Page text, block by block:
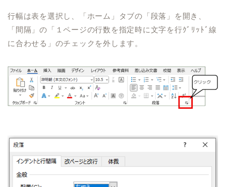
行幅は表を選択し、「ホーム」タブの「段落」を開き、
「間隔」の「１ページの行数を指定時に文字を行ｸﾞﾘｯﾄﾞ線
に合わせる」のチェックを外します。